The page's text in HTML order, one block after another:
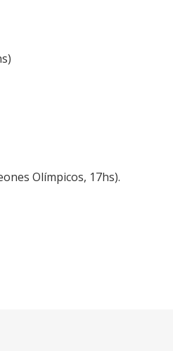
Olímpicos, 17hs).